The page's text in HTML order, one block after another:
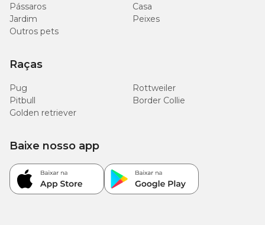
Pássaros
Casa
Jardim
Peixes
Outros pets
Raças
Pug
Rottweiler
Pitbull
Border Collie
Golden retriever
Baixe nosso app